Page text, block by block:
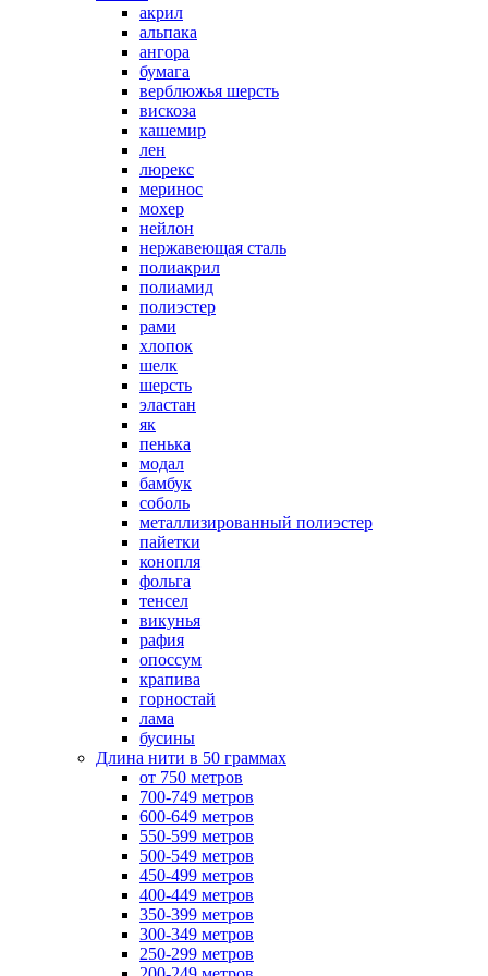
акрил
альпака
ангора
бумага
верблюжья шерсть
вискоза
кашемир
лен
люрекс
меринос
мохер
нейлон
нержавеющая сталь
полиакрил
полиамид
полиэстер
рами
хлопок
шелк
шерсть
эластан
як
пенька
модал
бамбук
соболь
металлизированный полиэстер
пайетки
конопля
фольга
тенсел
викунья
рафия
опоссум
крапива
горностай
лама
бусины
Длина нити в 50 граммах
от 750 метров
700-749 метров
600-649 метров
550-599 метров
500-549 метров
450-499 метров
400-449 метров
350-399 метров
300-349 метров
250-299 метров